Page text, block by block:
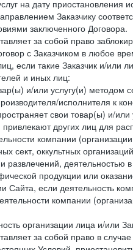
на дату приостановления
Заказчику
заключенного Договора.
за собой право
с Заказчиком в любое
если такие Заказчик и/
и иных лиц:
и/или услугу(и) методом
исполнителя к
свои товар(ы) и/
других лиц для
компании
сект, оккультных
развлечений,
продукции или
Сайта, если деятельность
компании
организации лица и/или
за собой право в